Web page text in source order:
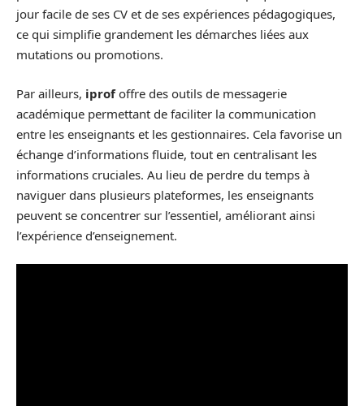
jour facile de ses CV et de ses expériences pédagogiques,
ce qui simplifie grandement les démarches liées aux
mutations ou promotions.
Par ailleurs, iprofoffre des outils de messagerie
académique permettant de faciliter la communication
entre les enseignants et les gestionnaires. Cela favorise un
échange d’informations fluide, tout en centralisant les
informations cruciales. Au lieu de perdre du temps à
naviguer dans plusieurs plateformes, les enseignants
peuvent se concentrer sur l’essentiel, améliorant ainsi
l’expérience d’enseignement.